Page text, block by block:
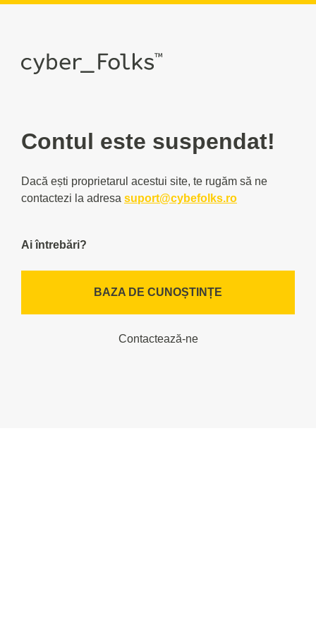
Contul este suspendat!
Dacă ești proprietarul acestui site, te rugăm să ne
contactezi la adresa suport@cybefolks.ro
Ai întrebări?
BAZA DE CUNOȘTINȚE
Contactează-ne